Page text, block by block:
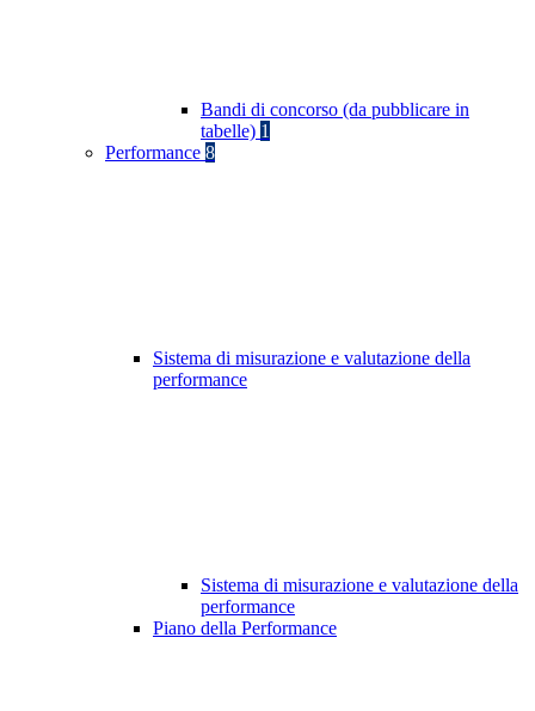
Bandi di concorso (da pubblicare in
tabelle) 1
Performance 8
Sistema di misurazione e valutazione della
performance
Sistema di misurazione e valutazione della
performance
Piano della Performance